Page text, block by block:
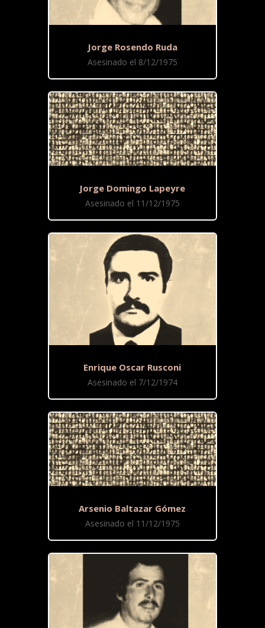
Jorge Rosendo Ruda
Asesinado el 8/12/1975
Jorge Domingo Lapeyre
Asesinado el 11/12/1975
Enrique Oscar Rusconi
Asesinado el 7/12/1974
Arsenio Baltazar Gómez
Asesinado el 11/12/1975